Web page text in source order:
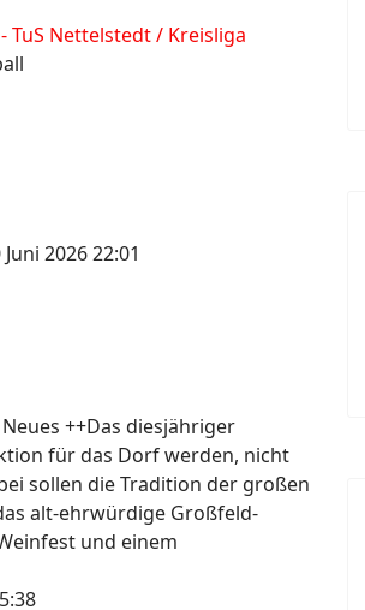
TuS Nettelstedt / Kreisliga
2026 22:01
++Das diesjähriger
für das Dorf werden, nicht
sollen die Tradition der großen
alt-ehrwürdige Großfeld-
und einem